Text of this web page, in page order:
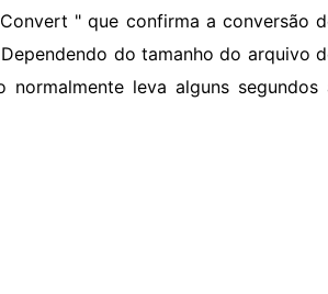
" que confirma a conversão
do tamanho do arquivo
leva alguns segundos